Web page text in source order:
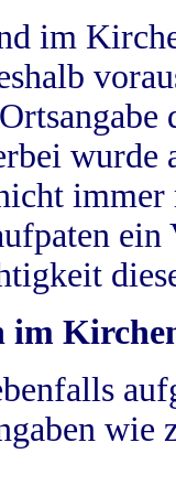
im
wurde
im
wie